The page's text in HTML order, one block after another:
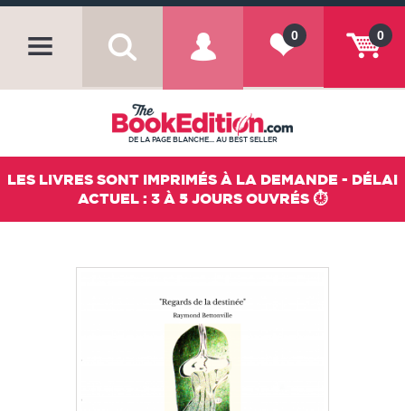
0
0
DE LA PAGE BLANCHE... AU BEST SELLER
LES LIVRES SONT IMPRIMÉS À LA DEMANDE - DÉLAI
ACTUEL : 3 À 5 JOURS OUVRÉS ⏱️